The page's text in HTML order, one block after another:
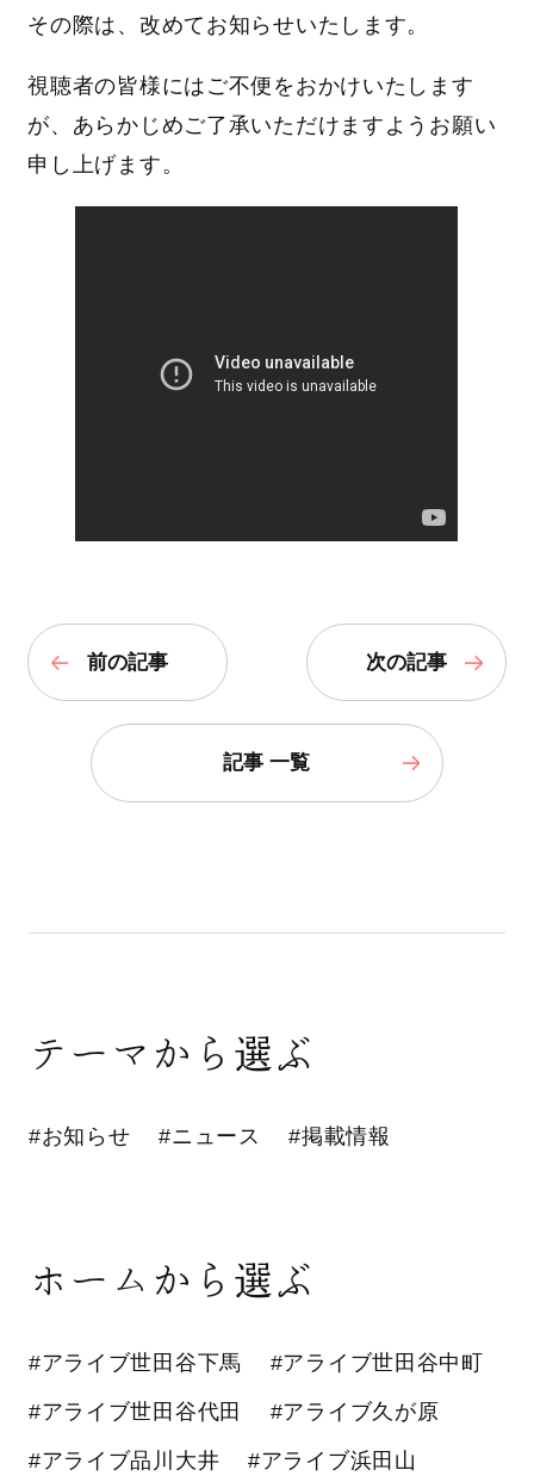
その際は、改めてお知らせいたします。
視聴者の皆様にはご不便をおかけいたします
が、あらかじめご了承いただけますようお願い
申し上げます。
前の記事 次の記事
記事 一覧
テーマから選ぶ
#お知らせ #ニュース #掲載情報
ホームから選ぶ
#アライブ世田谷下馬 #アライブ世田谷中町
#アライブ世田谷代田 #アライブ久が原
#アライブ品川大井 #アライブ浜田山